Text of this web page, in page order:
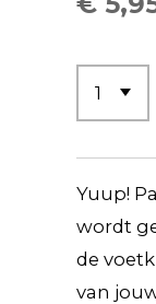
Yuup!
wordt
de
van